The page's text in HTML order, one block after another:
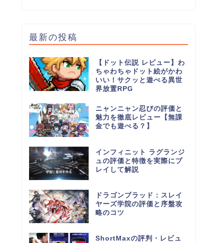
最新の投稿
【ドット伝説 レビュー】わ
ちゃわちゃドット絵がかわ
いい！サクッと遊べる異世
界放置RPG
ニャンニャン忍びの評価と
魅力を徹底レビュー【無課
金でも遊べる？】
インフィニット ラグランジ
ュの評価と特徴を実際にプ
レイして解説
ドラゴンブラッド：スレイ
ヤーズ学院の評価と序盤攻
略のコツ
ShortMaxの評判・レビュ